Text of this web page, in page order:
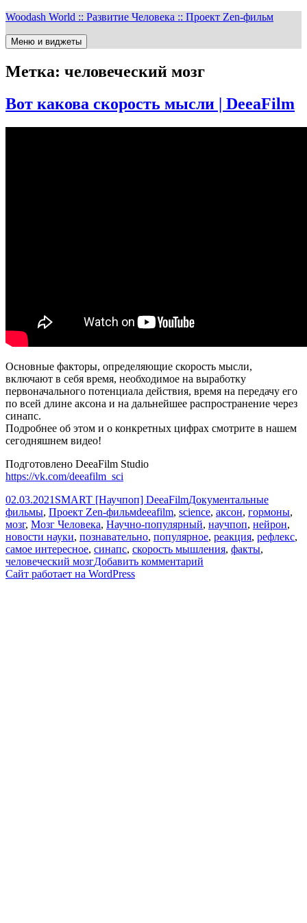
Перейти
содержимому
Woodash World :: Развитие Человека :: Проект Zen-фильм
Меню и виджеты
Метка: человеческий мозг
Вот какова скорость мысли | DeeaFilm
Основные факторы, определяющие скорость мысли,
включают в себя время, необходимое на выработку
первоначального потенциала действия, время на передачу его
по всей длине аксона и на дальнейшее распространение через
синапс.
Подробнее об этом и о конкретных цифрах смотрите в нашем
сегодняшнем видео!
Подготовлено DeeaFilm Studio
https://vk.com/deeafilm_sci
Опубликовано
02.03.2021 Автор
SMART [Научпоп] DeeaFilmРубрики
Документальные
фильмы, Проект Zen-фильмМетки
deeafilm, science, аксон, гормоны,
мозг, Мозг Человека, Научно-популярный, научпоп, нейрон,
новости науки, познавательно, популярное, реакция, рефлекс,
самое интересное, синапс, скорость мышления, факты,
человеческий мозгДобавить комментарий
Сайт работает на WordPress